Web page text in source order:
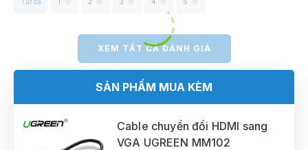
XEM TẤT CẢ ĐÁNH GIÁ
SẢN PHẨM MUA KÈM
Cable chuyển đổi HDMI sang
VGA UGREEN MM102